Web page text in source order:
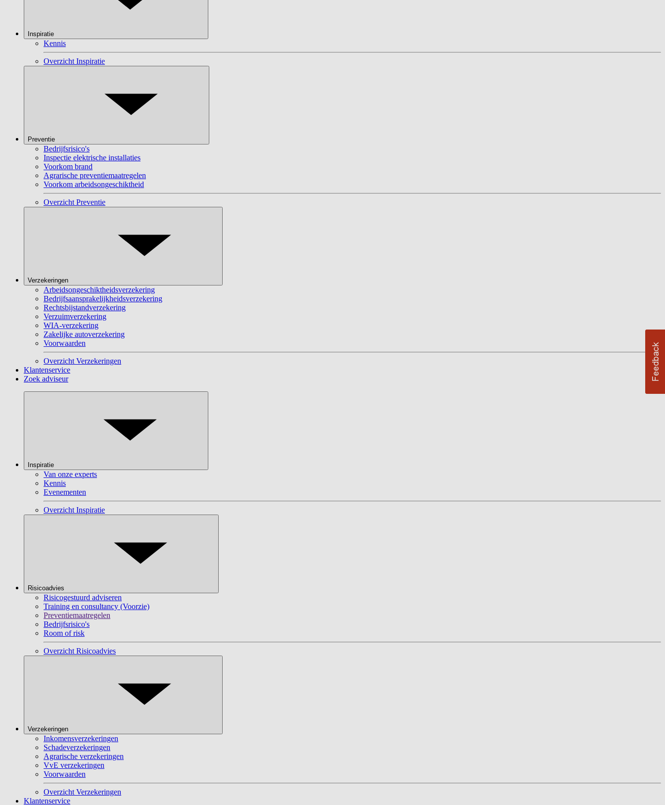
Inspiratie
Kennis
Overzicht Inspiratie
Preventie
Bedrijfsrisico's
Inspectie elektrische installaties
Voorkom brand
Agrarische preventiemaatregelen
Voorkom arbeidsongeschiktheid
Overzicht Preventie
Verzekeringen
Arbeidsongeschiktheidsverzekering
Bedrijfsaansprakelijkheidsverzekering
Rechtsbijstandverzekering
Verzuimverzekering
WIA-verzekering
Zakelijke autoverzekering
Voorwaarden
Overzicht Verzekeringen
Klantenservice
Zoek adviseur
Inspiratie
Van onze experts
Kennis
Evenementen
Overzicht Inspiratie
Risicoadvies
Risicogestuurd adviseren
Training en consultancy (Voorzie)
Preventiemaatregelen
Bedrijfsrisico's
Room of risk
Overzicht Risicoadvies
Verzekeringen
Inkomensverzekeringen
Schadeverzekeringen
Agrarische verzekeringen
VvE verzekeringen
Voorwaarden
Overzicht Verzekeringen
Klantenservice